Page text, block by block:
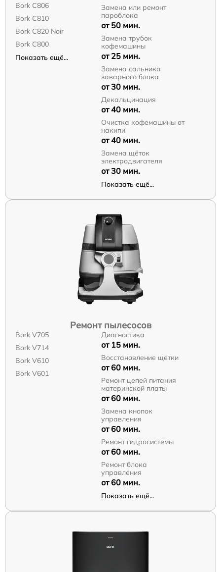
Bork C806
Bork C810
Bork C820 Noir
Bork C800
Показать ещё...
Замена или ремонт
пароблока
от 50 мин.
Замена трубок
кофемашины
от 25 мин.
Замена сальника
заварного блока
от 30 мин.
Декальцинация
от 40 мин.
Очистка кофемашины от
накипи
от 40 мин.
Замена щёток
электродвигателя
от 30 мин.
Показать ещё...
Ремонт пылесосов
Bork V705
Bork V714
Bork V610
Bork V601
Диагностика
от 15 мин.
Восстановление щетки
от 60 мин.
Ремонт цепей питания
материнской платы
от 60 мин.
Замена кнопок
управления
от 60 мин.
Ремонт гидросистемы
от 60 мин.
Ремонт блока
управления
от 60 мин.
Показать ещё...